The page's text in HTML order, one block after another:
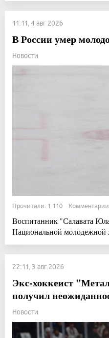
11:11, 4 авг 2026
В России умер
Новости
Прочитали: 1 110
Воспитанник "Салавата
Национальной молодежной
22:11, 3 авг 2026
Экс-хоккеист
получил
Новости